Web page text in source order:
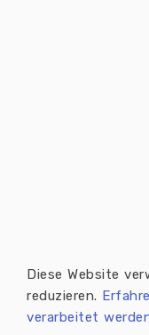
Diese Website
reduzieren.
verarbeitet